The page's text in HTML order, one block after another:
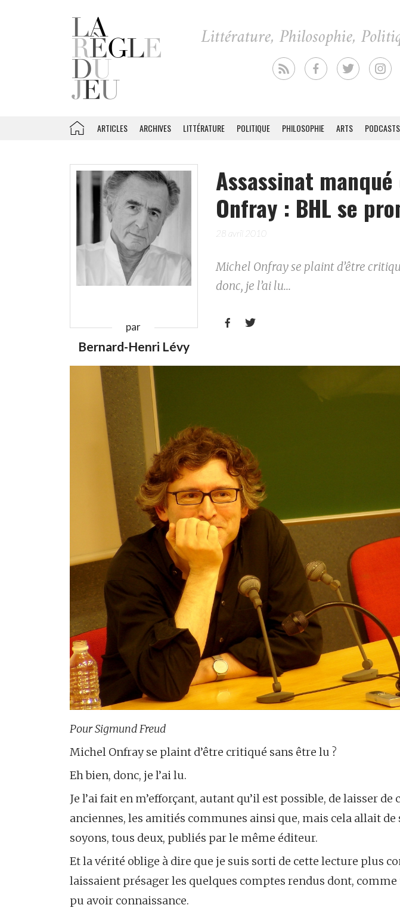
ARTICLES ARCHIVES LITTÉRATURE POLITIQUE PHILOSOPHIE ARTS PODCASTS
par
Bernard-Henri Lévy
Assassinat
Onfray : BHL se
28 avril 2010
Michel Onfray se plaint d’être
donc, je l’ai lu...
 
Pour Sigmund Freud
Michel Onfray se plaint d’être critiqué sans être lu ?
Eh bien, donc, je l’ai lu.
Je l’ai fait en m’efforçant, autant qu’il est possible, de laisser
anciennes, les amitiés communes ainsi que, mais cela allait de
soyons, tous deux, publiés par le même éditeur.
Et la vérité oblige à dire que je suis sorti de cette lecture plus
laissaient présager les quelques comptes rendus dont, comme
pu avoir connaissance.